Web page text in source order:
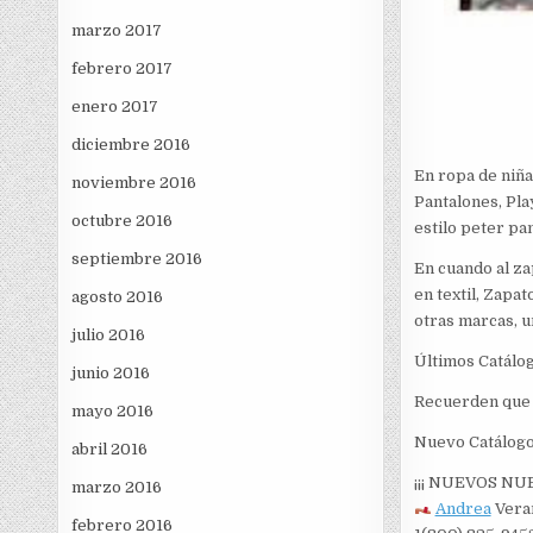
marzo 2017
febrero 2017
enero 2017
diciembre 2016
noviembre 2016
octubre 2016
septiembre 2016
agosto 2016
julio 2016
junio 2016
mayo 2016
abril 2016
marzo 2016
febrero 2016
En ropa de
Pantalones,
estilo peter
En cuando al
en textil,
otras marcas,
Últimos
Recuerden
Nuevo
¡¡¡ NUEVOS
Andrea